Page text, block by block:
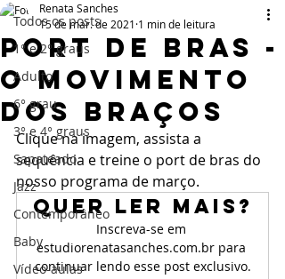
Todos os posts
1° e 2° graus
Adulto
6° grau
3° e 4° graus
Sapateado
Jazz
Contemporâneo
Baby
Vídeo-aulas
Port de bras -
o movimento
dos braços
Renata Sanches
15 de mar. de 2021 1 min de leitura
Clique na imagem, assista a
sequência e treine o port de bras do
nosso programa de março.
Quer ler mais?
Inscreva-se em
estudiorenatasanches.com.br para
continuar lendo esse post exclusivo.